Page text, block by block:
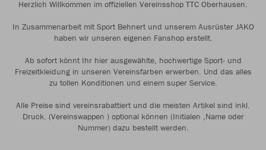
Herzlich Willkommen im offiziellen Vereinsshop TTC Oberhausen.
In Zusammenarbeit mit Sport Behnert und unserem Ausrüster JAKO
haben wir unseren eigenen Fanshop erstellt.
Ab sofort könnt Ihr hier ausgewählte, hochwertige Sport- und
Freizeitkleidung in unseren Vereinsfarben erwerben. Und das alles
zu tollen Konditionen und einem super Service.
Alle Preise sind vereinsrabattiert und die meisten Artikel sind inkl.
Druck. (Vereinswappen ) optional können (Initialen ,Name oder
Nummer) dazu bestellt werden.